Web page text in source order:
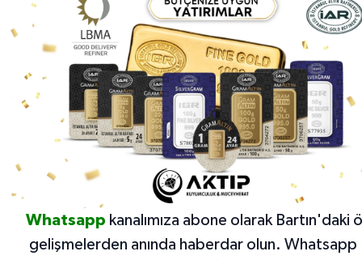
Whatsapp kanalımıza abone olarak Bartın'daki
gelişmelerden anında haberdar olun. Whatsapp